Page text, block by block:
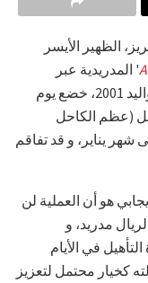
الظهير الأيسر
' المدريدية عبر
موقعها الإلكتروني. اللاعب الإسباني، من مواليد 2001، خضع يوم
(عظم الكاحل
شهر يناير، و قد تفاقم
هو أن العملية لن
مدريد، و
في الأيام
كخيار محتمل لتعزيز